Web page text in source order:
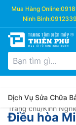
Mua Hàng Online:
Ninh Bình:
Dịch Vụ Sửa Chữa
Trang chủ/Kinh
Điều hòa